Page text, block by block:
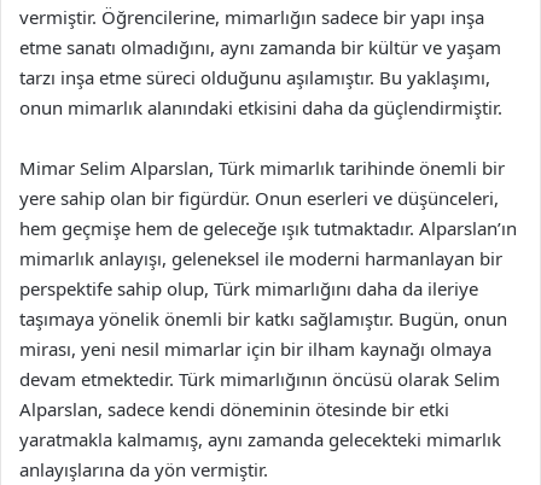
vermiştir. Öğrencilerine, mimarlığın sadece bir yapı inşa
etme sanatı olmadığını, aynı zamanda bir kültür ve yaşam
tarzı inşa etme süreci olduğunu aşılamıştır. Bu yaklaşımı,
onun mimarlık alanındaki etkisini daha da güçlendirmiştir.
Mimar Selim Alparslan, Türk mimarlık tarihinde önemli bir
yere sahip olan bir figürdür. Onun eserleri ve düşünceleri,
hem geçmişe hem de geleceğe ışık tutmaktadır. Alparslan’ın
mimarlık anlayışı, geleneksel ile moderni harmanlayan bir
perspektife sahip olup, Türk mimarlığını daha da ileriye
taşımaya yönelik önemli bir katkı sağlamıştır. Bugün, onun
mirası, yeni nesil mimarlar için bir ilham kaynağı olmaya
devam etmektedir. Türk mimarlığının öncüsü olarak Selim
Alparslan, sadece kendi döneminin ötesinde bir etki
yaratmakla kalmamış, aynı zamanda gelecekteki mimarlık
anlayışlarına da yön vermiştir.